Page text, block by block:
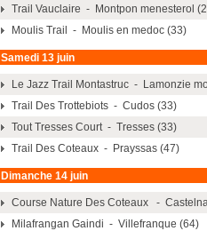
Trail Vauclaire - Montpon menesterol
Moulis Trail - Moulis en medoc (33)
Samedi 13 juin
Le Jazz Trail Montastruc - Lamonzie
Trail Des Trottebiots - Cudos (33)
Tout Tresses Court - Tresses (33)
Trail Des Coteaux - Prayssas (47)
Dimanche 14 juin
Course Nature Des Coteaux -
Milafrangan Gaindi - Villefranque (64)